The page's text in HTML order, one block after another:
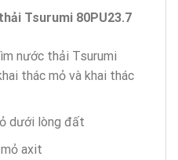
Tsurumi 80PU23.7
nước thải Tsurumi
thác mỏ và khai thác
dưới lòng đất
axit